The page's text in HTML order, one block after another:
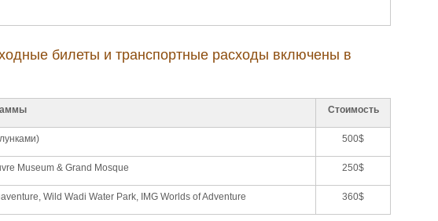
билеты и транспортные расходы включены в
Стоимость
500$
Museum & Grand Mosque 250$
Wild Wadi Water Park, IMG Worlds of Adventure 360$